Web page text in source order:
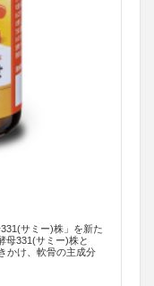
サミー)株」を新た
母331(サミー)株と
かけ、軟骨の主成分